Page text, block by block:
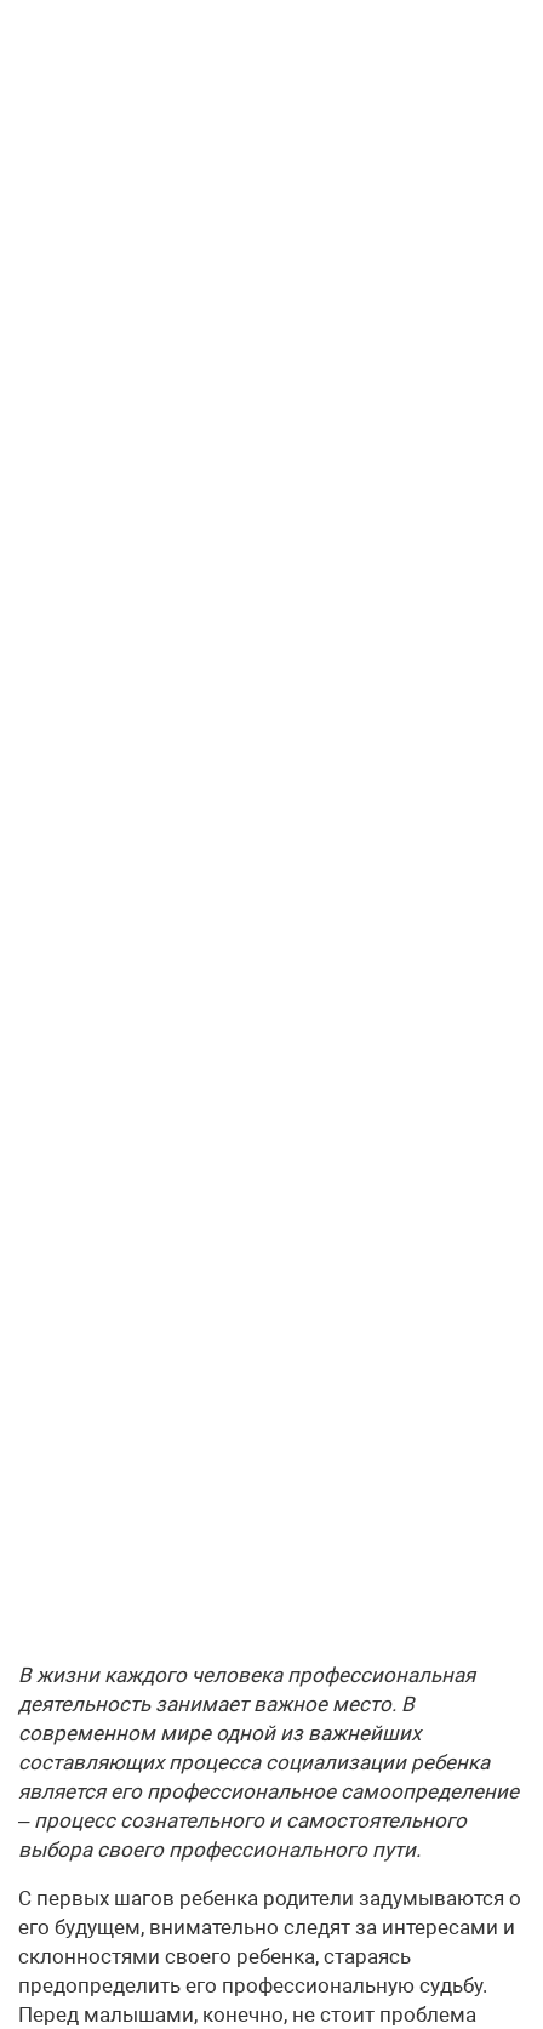
В жизни каждого человека профессиональная
деятельность занимает важное место. В
современном мире одной из важнейших
составляющих процесса социализации ребенка
является его профессиональное самоопределение
– процесс сознательного и самостоятельного
выбора своего профессионального пути.
С первых шагов ребенка родители задумываются о
его будущем, внимательно следят за интересами и
склонностями своего ребенка, стараясь
предопределить его профессиональную судьбу.
Перед малышами, конечно, не стоит проблема